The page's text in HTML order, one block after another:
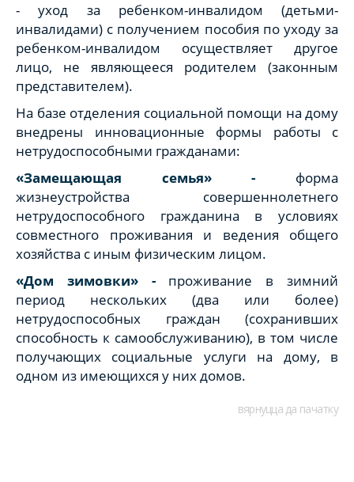
- уход за ребенком-инвалидом (детьми-
инвалидами) с получением пособия по уходу за
ребенком-инвалидом осуществляет другое
лицо, не являющееся родителем (законным
представителем).
На базе отделения социальной помощи на дому
внедрены инновационные формы работы с
нетрудоспособными гражданами:
«Замещающая семья» - форма
жизнеустройства совершеннолетнего
нетрудоспособного гражданина в условиях
совместного проживания и ведения общего
хозяйства с иным физическим лицом.
«Дом зимовки» - проживание в зимний
период нескольких (два или более)
нетрудоспособных граждан (сохранивших
способность к самообслуживанию), в том числе
получающих социальные услуги на дому, в
одном из имеющихся у них домов.
вярнуцца да пачатку